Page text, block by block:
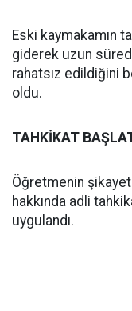
Eski kaymakamın
giderek uzun
rahatsız edildiğini
oldu.
TAHKİKAT
Öğretmenin
hakkında adli
uygulandı.